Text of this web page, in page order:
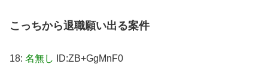
こっちから退職願い出る案件
18: 名無し ID:ZB+GgMnF0